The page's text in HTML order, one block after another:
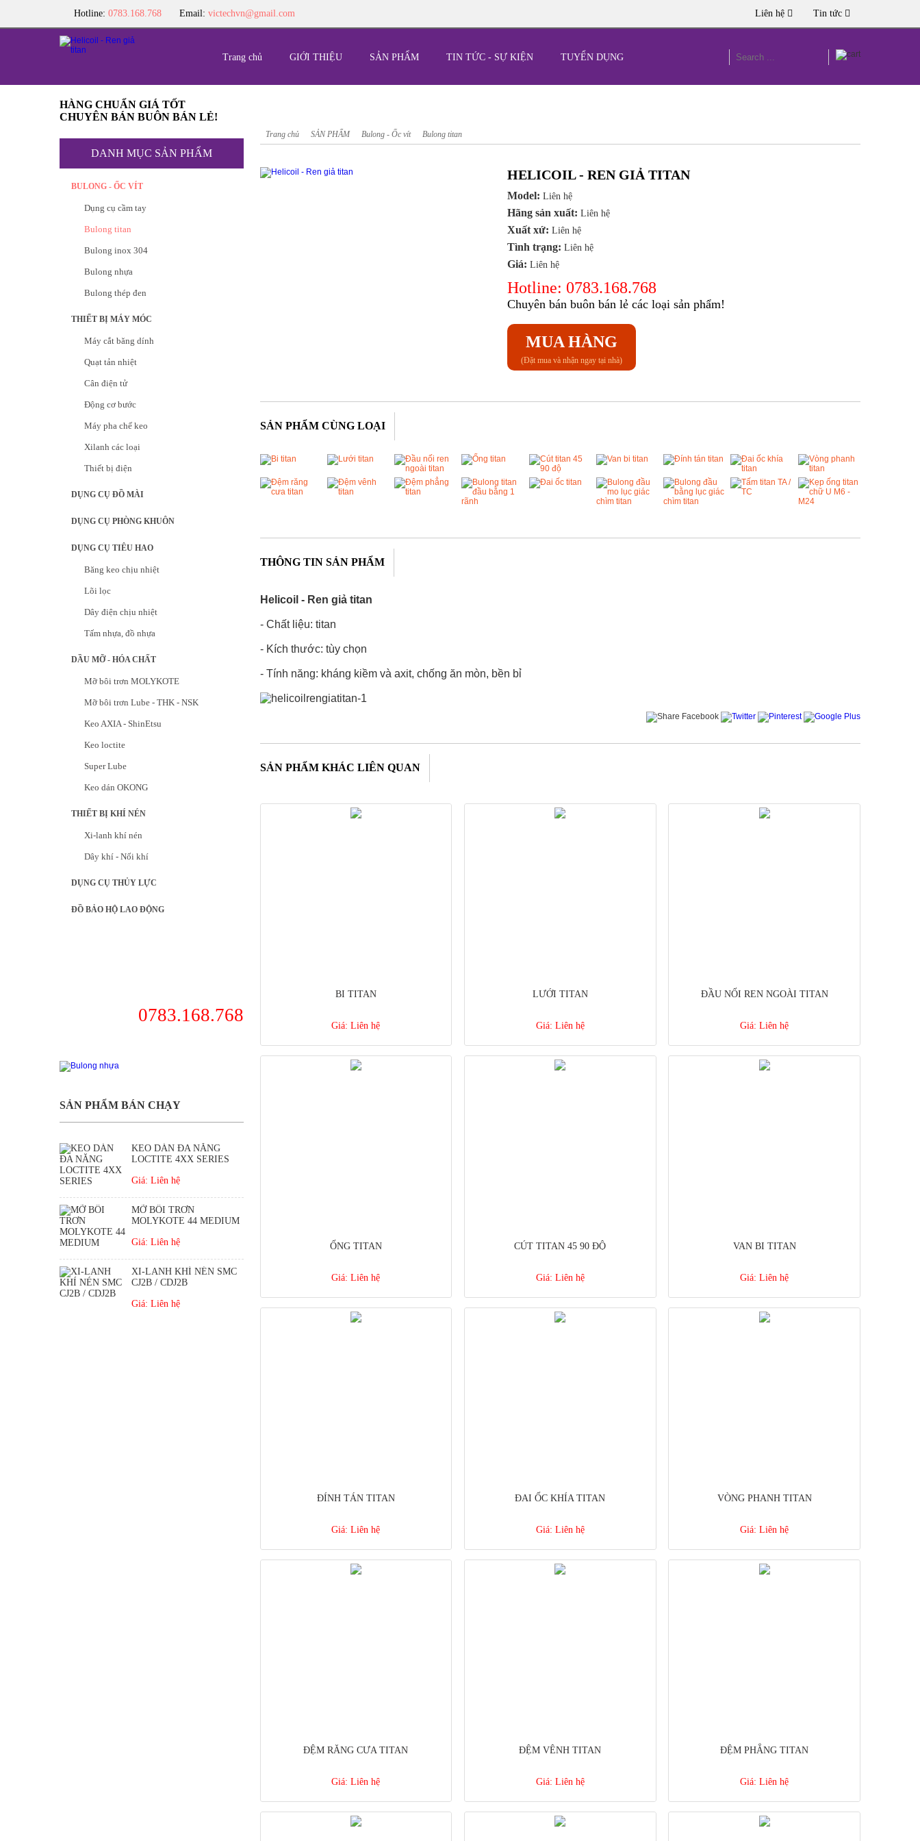
Hotline: 0783.168.768 Email:victechvn@gmail.com Tin tức
Liên hệ
Trang chủ GIỚI THIỆU SẢN PHẨM TIN TỨC - SỰ KIỆN TUYỂN DỤNG
HÀNG CHUẨN GIÁ TỐT
CHUYÊN BÁN BUÔN BÁN LẺ!
DANH MỤC SẢN PHẨM
BULONG - ỐC VÍT
Dụng cụ cầm tay
Bulong titan
Bulong inox 304
Bulong nhựa
Bulong thép đen
THIẾT BỊ MÁY MÓC
Máy cắt băng dính
Quạt tản nhiệt
Cân điện tử
Động cơ bước
Máy pha chế keo
Xilanh các loại
Thiết bị điện
DỤNG CỤ ĐỒ MÀI
DỤNG CỤ PHÒNG KHUÔN
DỤNG CỤ TIÊU HAO
Băng keo chịu nhiệt
Lõi lọc
Dây điện chịu nhiệt
Tấm nhựa, đồ nhựa
DẦU MỠ - HÓA CHẤT
Mỡ bôi trơn MOLYKOTE
Mỡ bôi trơn Lube - THK - NSK
Keo AXIA - ShinEtsu
Keo loctite
Super Lube
Keo dán OKONG
THIẾT BỊ KHÍ NÉN
Xi-lanh khí nén
Dây khí - Nối khí
DỤNG CỤ THỦY LỰC
ĐỒ BẢO HỘ LAO ĐỘNG
0783.168.768
SẢN PHẨM BÁN CHẠY
KEO DÁN ĐA NĂNG
LOCTITE 4XX SERIES
Giá: Liên hệ
MỠ BÔI TRƠN
MOLYKOTE 44 MEDIUM
Giá: Liên hệ
XI-LANH KHÍ NÉN SMC
CJ2B / CDJ2B
Giá: Liên hệ
Trang chủ SẢN PHẨM Bulong - Ốc vít Bulong titan
HELICOIL - REN GIẢ TITAN
Model: Liên hệ
Hãng sản xuất: Liên hệ
Xuất xứ: Liên hệ
Tình trạng: Liên hệ
Giá: Liên hệ
Hotline: 0783.168.768
Chuyên bán buôn bán lẻ các loại sản phẩm!
MUA HÀNG
(Đặt mua và nhận ngay tại nhà)
SẢN PHẨM CÙNG LOẠI
THÔNG TIN SẢN PHẨM
Helicoil - Ren giả titan
- Chất liệu: titan
- Kích thước: tùy chọn
- Tính năng: kháng kiềm và axit, chống ăn mòn, bền bỉ
SẢN PHẨM KHÁC LIÊN QUAN
BI TITAN
Giá: Liên hệ
LƯỚI TITAN
Giá: Liên hệ
ĐẦU NỐI REN NGOÀI TITAN
Giá: Liên hệ
ỐNG TITAN
Giá: Liên hệ
CÚT TITAN 45 90 ĐỘ
Giá: Liên hệ
VAN BI TITAN
Giá: Liên hệ
ĐÍNH TÁN TITAN
Giá: Liên hệ
ĐAI ỐC KHÍA TITAN
Giá: Liên hệ
VÒNG PHANH TITAN
Giá: Liên hệ
ĐỆM RĂNG CƯA TITAN
Giá: Liên hệ
ĐỆM VÊNH TITAN
Giá: Liên hệ
ĐỆM PHẲNG TITAN
Giá: Liên hệ